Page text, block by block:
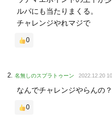
ルパにも当たりまくる。
チャレンジやれマジで
0
名無しのスプラトゥーン 2022.12.20
なんでチャレンジやらんの？
0